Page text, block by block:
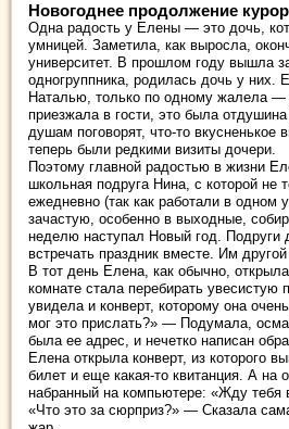
Новогоднее продолжение
Одна радость у Елены — это дочь,
умницей. Заметила, как выросла,
университет. В прошлом году вышла
одногруппника, родилась дочь у них.
Наталью, только по одному жалела —
приезжала в гости, это была
душам поговорят, что-то вкусненькое
теперь были редкими визиты дочери.
Поэтому главной радостью в жизни
школьная подруга Нина, с которой не
ежедневно (так как работали в одном
зачастую, особенно в выходные,
неделю наступал Новый год. Подруги
встречать праздник вместе. Им
В тот день Елена, как обычно,
комнате стала перебирать увесистую
увидела и конверт, которому она
мог это прислать?» — Подумала,
была ее адрес, и нечетко написан
Елена открыла конверт, из которого
билет и еще какая-то квитанция. А на
набранный на компьютере: «Жду тебя
«Что это за сюрприз?» — Сказала